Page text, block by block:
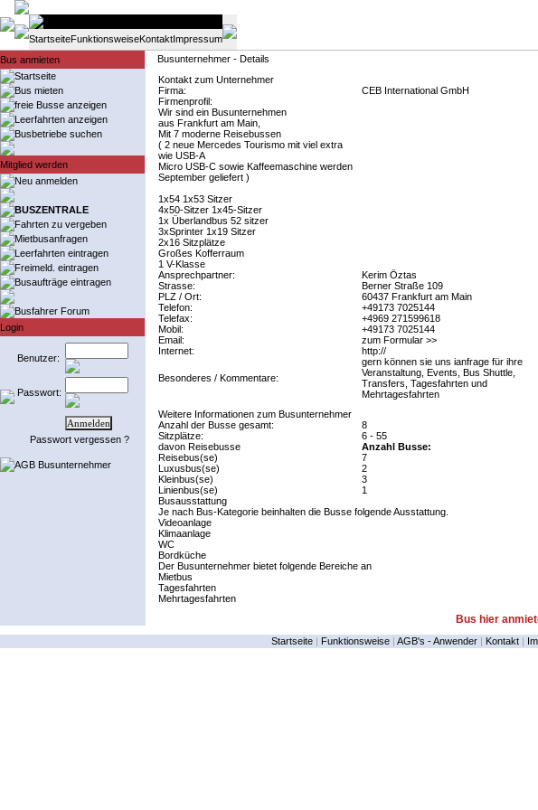
StartseiteFunktionsweiseKontaktImpressum
Bus anmieten
Startseite
Bus mieten
freie Busse anzeigen
Leerfahrten anzeigen
Busbetriebe suchen
Mitglied werden
Neu anmelden
BUSZENTRALE
Fahrten zu vergeben
Mietbusanfragen
Leerfahrten eintragen
Freimeld. eintragen
Busaufträge eintragen
Busfahrer Forum
Login
Benutzer:
Passwort:
Passwort vergessen ?
AGB Busunternehmer
Busunternehmer - Details
Kontakt zum Unternehmer
Firma:
CEB International GmbH
Firmenprofil:
Wir sind ein Busunternehmen
aus Frankfurt am Main,
Mit 7 moderne Reisebussen
( 2 neue Mercedes Tourismo mit viel extra
wie USB-A
Micro USB-C sowie Kaffeemaschine werden
September geliefert )
1x54 1x53 Sitzer
4x50-Sitzer 1x45-Sitzer
1x Überlandbus 52 sitzer
3xSprinter 1x19 Sitzer
2x16 Sitzplätze
Großes Kofferraum
1 V-Klasse
Ansprechpartner:
Kerim Öztas
Strasse:
Berner Straße 109
PLZ / Ort:
60437 Frankfurt am Main
Telefon:
+49173 7025144
Telefax:
+4969 271599618
Mobil:
+49173 7025144
Email:
zum Formular >>
Internet:
http://
Besonderes / Kommentare:
gern können sie uns ianfrage für ihre
Veranstaltung, Events, Bus Shuttle,
Transfers, Tagesfahrten und
Mehrtagesfahrten
Weitere Informationen zum Busunternehmer
Anzahl der Busse gesamt:
8
Sitzplätze:
6 - 55
davon Reisebusse
Anzahl Busse:
Reisebus(se)
7
Luxusbus(se)
2
Kleinbus(se)
3
Linienbus(se)
1
Busausstattung
Je nach Bus-Kategorie beinhalten die Busse folgende Ausstattung.
Videoanlage
Klimaanlage
WC
Bordküche
Der Busunternehmer bietet folgende Bereiche an
Mietbus
Tagesfahrten
Mehrtagesfahrten
Bus hier
Startseite | Funktionsweise | AGB's - Anwender | Kontakt |